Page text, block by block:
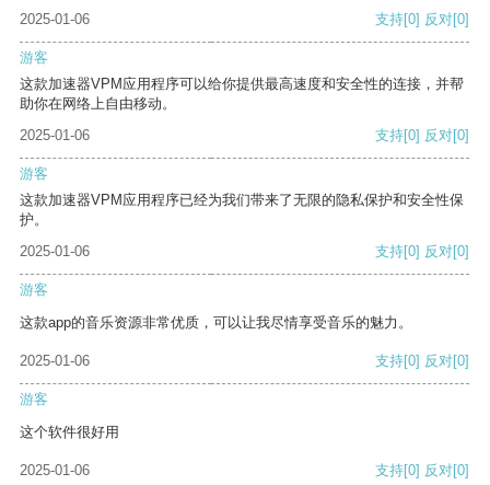
2025-01-06
支持[0] 反对[0]
游客
这款加速器VPM应用程序可以给你提供最高速度和安全性的连接，并帮
助你在网络上自由移动。
2025-01-06
支持[0] 反对[0]
游客
这款加速器VPM应用程序已经为我们带来了无限的隐私保护和安全性保
护。
2025-01-06
支持[0] 反对[0]
游客
这款app的音乐资源非常优质，可以让我尽情享受音乐的魅力。
2025-01-06 支持[0] 反对[0]
游客
这个软件很好用
2025-01-06 支持[0] 反对[0]